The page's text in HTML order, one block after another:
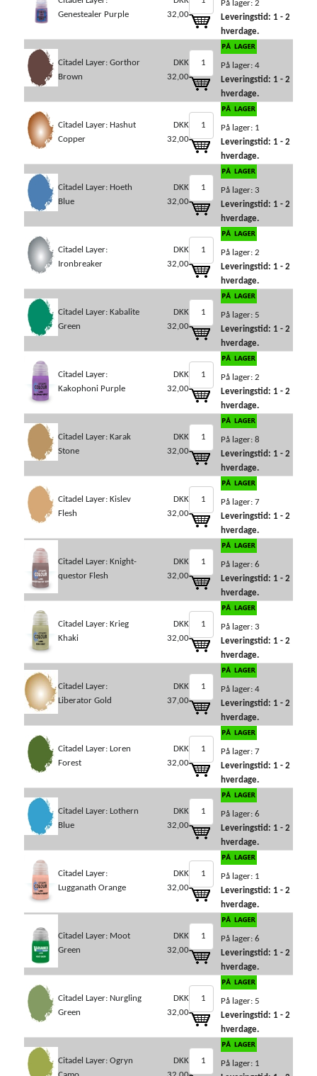
Genestealer Purple
32,00
På lager: 2
Leveringstid: 1 - 2
hverdage.
Citadel Layer: Gorthor
Brown
DKK
32,00
På lager: 4
Leveringstid: 1 - 2
hverdage.
Citadel Layer: Hashut
Copper
DKK
32,00
På lager: 1
Leveringstid: 1 - 2
hverdage.
Citadel Layer: Hoeth
Blue
DKK
32,00
På lager: 3
Leveringstid: 1 - 2
hverdage.
Citadel Layer:
Ironbreaker
DKK
32,00
På lager: 2
Leveringstid: 1 - 2
hverdage.
Citadel Layer: Kabalite
Green
DKK
32,00
På lager: 5
Leveringstid: 1 - 2
hverdage.
Citadel Layer:
Kakophoni Purple
DKK
32,00
På lager: 2
Leveringstid: 1 - 2
hverdage.
Citadel Layer: Karak
Stone
DKK
32,00
På lager: 8
Leveringstid: 1 - 2
hverdage.
Citadel Layer: Kislev
Flesh
DKK
32,00
På lager: 7
Leveringstid: 1 - 2
hverdage.
Citadel Layer: Knight-
questor Flesh
DKK
32,00
På lager: 6
Leveringstid: 1 - 2
hverdage.
Citadel Layer: Krieg
Khaki
DKK
32,00
På lager: 3
Leveringstid: 1 - 2
hverdage.
Citadel Layer:
Liberator Gold
DKK
37,00
På lager: 4
Leveringstid: 1 - 2
hverdage.
Citadel Layer: Loren
Forest
DKK
32,00
På lager: 7
Leveringstid: 1 - 2
hverdage.
Citadel Layer: Lothern
Blue
DKK
32,00
På lager: 6
Leveringstid: 1 - 2
hverdage.
Citadel Layer:
Lugganath Orange
DKK
32,00
På lager: 1
Leveringstid: 1 - 2
hverdage.
Citadel Layer: Moot
Green
DKK
32,00
På lager: 6
Leveringstid: 1 - 2
hverdage.
Citadel Layer: Nurgling
Green
DKK
32,00
På lager: 5
Leveringstid: 1 - 2
hverdage.
Citadel Layer: Ogryn
DKK
På lager: 1